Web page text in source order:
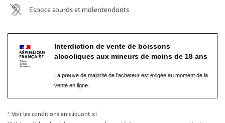
Espace sourds et malentendants
Interdiction de vente de boissons
alcooliques aux mineurs de moins de 18 ans
La preuve de majorité de l'acheteur est exigée au moment de la
vente en ligne.
* Voir les conditions en cliquant ici